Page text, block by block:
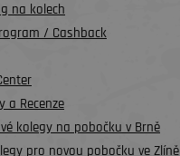
na kolech
/ Cashback
a Recenze
kolegy na pobočku v Brně
pro novou pobočku ve Zlíně